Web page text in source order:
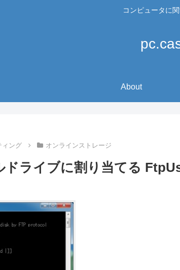
コンピュータに
About
ィング オンラインストレージ
ドライブに割り当てる